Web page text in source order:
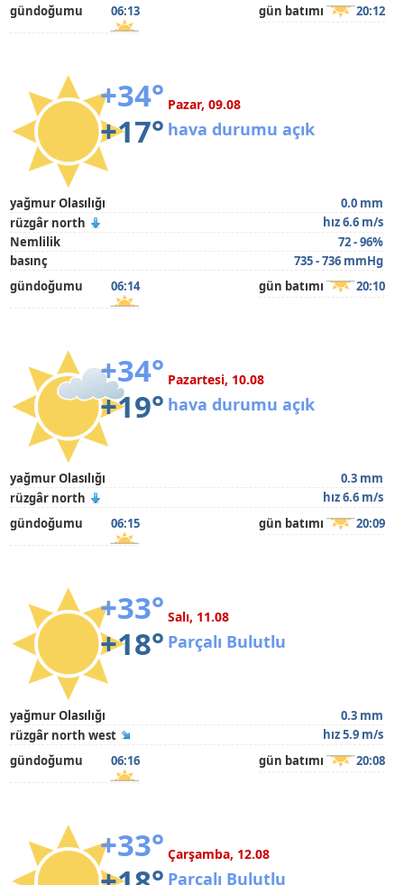
gündoğumu
06:13 gün batımı 20:12
+34°
+17°
Pazar, 09.08
hava durumu açık
yağmur Olasılığı
0.0 mm
rüzgâr north
hız 6.6 m/s
Nemlilik
72 - 96%
basınç
735 - 736 mmHg
gündoğumu
06:14 gün batımı 20:10
+34°
+19°
Pazartesi, 10.08
hava durumu açık
yağmur Olasılığı
0.3 mm
rüzgâr north
hız 6.6 m/s
gündoğumu
06:15 gün batımı 20:09
+33°
+18°
Salı, 11.08
Parçalı Bulutlu
yağmur Olasılığı
0.3 mm
rüzgâr north west
hız 5.9 m/s
gündoğumu
06:16 gün batımı 20:08
+33° Çarşamba, 12.08
Parçalı Bulutlu